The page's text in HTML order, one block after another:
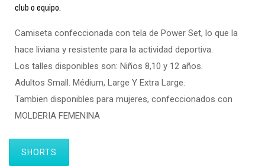
club o equipo.
Camiseta confeccionada con tela de Power Set, lo que la
hace liviana y resistente para la actividad deportiva.
Los talles disponibles son: Niños 8,10 y 12 años.
Adultos Small. Médium, Large Y Extra Large.
Tambien disponibles para mujeres, confeccionados con
MOLDERIA FEMENINA
SHORTS